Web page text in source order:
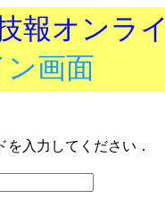
報オンラ
ン画面
入力してください．